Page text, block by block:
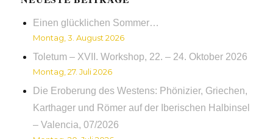
Einen glücklichen Sommer…
Montag, 3. August 2026
Toletum – XVII. Workshop, 22. – 24. Oktober 2026
Montag, 27. Juli 2026
Die Eroberung des Westens: Phönizier, Griechen,
Karthager und Römer auf der Iberischen Halbinsel
– Valencia, 07/2026